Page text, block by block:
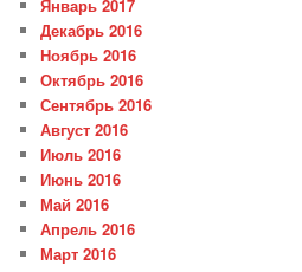
Январь 2017
Декабрь 2016
Ноябрь 2016
Октябрь 2016
Сентябрь 2016
Август 2016
Июль 2016
Июнь 2016
Май 2016
Апрель 2016
Март 2016